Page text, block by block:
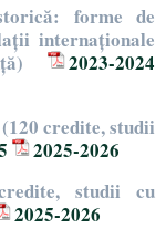
forme de
internaţionale
2023-2024
credite, studii
2025-2026
studii cu
2025-2026